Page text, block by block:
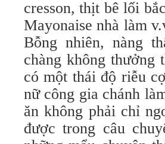
cresson, thịt bê lối
Mayonaise nhà làm
Bỗng nhiên, nàng
chàng không thưởng
có một thái độ riễu
nữ công gia chánh
ăn không phải chỉ
được trong câu